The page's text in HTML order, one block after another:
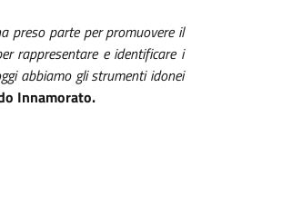
preso parte per promuovere il
rappresentare e identificare i
abbiamo gli strumenti idonei
Innamorato.